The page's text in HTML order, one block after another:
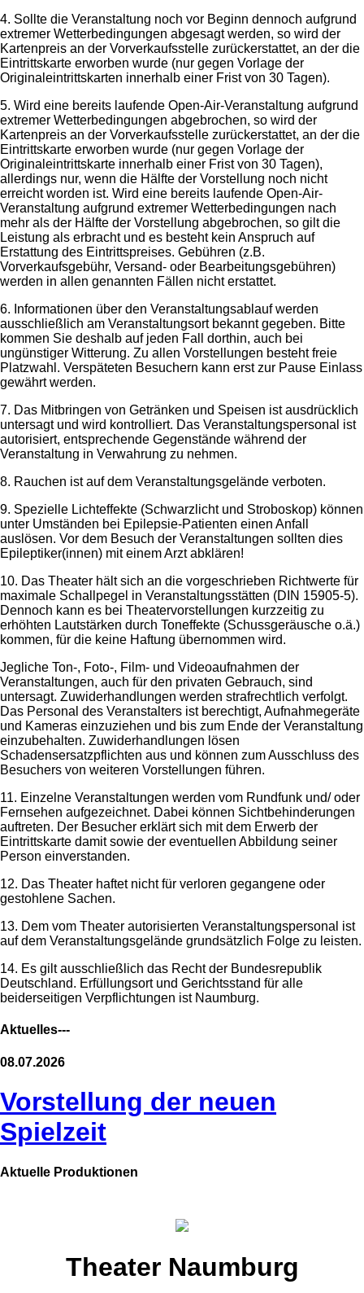
4. Sollte die Veranstaltung noch vor Beginn dennoch aufgrund
extremer Wetterbedingungen abgesagt werden, so wird der
Kartenpreis an der Vorverkaufsstelle zurückerstattet, an der die
Eintrittskarte erworben wurde (nur gegen Vorlage der
Originaleintrittskarten innerhalb einer Frist von 30 Tagen).
5. Wird eine bereits laufende Open-Air-Veranstaltung aufgrund
extremer Wetterbedingungen abgebrochen, so wird der
Kartenpreis an der Vorverkaufsstelle zurückerstattet, an der die
Eintrittskarte erworben wurde (nur gegen Vorlage der
Originaleintrittskarte innerhalb einer Frist von 30 Tagen),
allerdings nur, wenn die Hälfte der Vorstellung noch nicht
erreicht worden ist. Wird eine bereits laufende Open-Air-
Veranstaltung aufgrund extremer Wetterbedingungen nach
mehr als der Hälfte der Vorstellung abgebrochen, so gilt die
Leistung als erbracht und es besteht kein Anspruch auf
Erstattung des Eintrittspreises. Gebühren (z.B.
Vorverkaufsgebühr, Versand- oder Bearbeitungsgebühren)
werden in allen genannten Fällen nicht erstattet.
6. Informationen über den Veranstaltungsablauf werden
ausschließlich am Veranstaltungsort bekannt gegeben. Bitte
kommen Sie deshalb auf jeden Fall dorthin, auch bei
ungünstiger Witterung. Zu allen Vorstellungen besteht freie
Platzwahl. Verspäteten Besuchern kann erst zur Pause Einlass
gewährt werden.
7. Das Mitbringen von Getränken und Speisen ist ausdrücklich
untersagt und wird kontrolliert. Das Veranstaltungspersonal ist
autorisiert, entsprechende Gegenstände während der
Veranstaltung in Verwahrung zu nehmen.
8. Rauchen ist auf dem Veranstaltungsgelände verboten.
9. Spezielle Lichteffekte (Schwarzlicht und Stroboskop) können
unter Umständen bei Epilepsie-Patienten einen Anfall
auslösen. Vor dem Besuch der Veranstaltungen sollten dies
Epileptiker(innen) mit einem Arzt abklären!
10. Das Theater hält sich an die vorgeschrieben Richtwerte für
maximale Schallpegel in Veranstaltungsstätten (DIN 15905-5).
Dennoch kann es bei Theatervorstellungen kurzzeitig zu
erhöhten Lautstärken durch Toneffekte (Schussgeräusche o.ä.)
kommen, für die keine Haftung übernommen wird.
Jegliche Ton-, Foto-, Film- und Videoaufnahmen der
Veranstaltungen, auch für den privaten Gebrauch, sind
untersagt. Zuwiderhandlungen werden strafrechtlich verfolgt.
Das Personal des Veranstalters ist berechtigt, Aufnahmegeräte
und Kameras einzuziehen und bis zum Ende der Veranstaltung
einzubehalten. Zuwiderhandlungen lösen
Schadensersatzpflichten aus und können zum Ausschluss des
Besuchers von weiteren Vorstellungen führen.
11. Einzelne Veranstaltungen werden vom Rundfunk und/ oder
Fernsehen aufgezeichnet. Dabei können Sichtbehinderungen
auftreten. Der Besucher erklärt sich mit dem Erwerb der
Eintrittskarte damit sowie der eventuellen Abbildung seiner
Person einverstanden.
12. Das Theater haftet nicht für verloren gegangene oder
gestohlene Sachen.
13. Dem vom Theater autorisierten Veranstaltungspersonal ist
auf dem Veranstaltungsgelände grundsätzlich Folge zu leisten.
14. Es gilt ausschließlich das Recht der Bundesrepublik
Deutschland. Erfüllungsort und Gerichtsstand für alle
beiderseitigen Verpflichtungen ist Naumburg.
Aktuelles---
08.07.2026
Vorstellung der neuen
Spielzeit
Aktuelle Produktionen
Theater Naumburg